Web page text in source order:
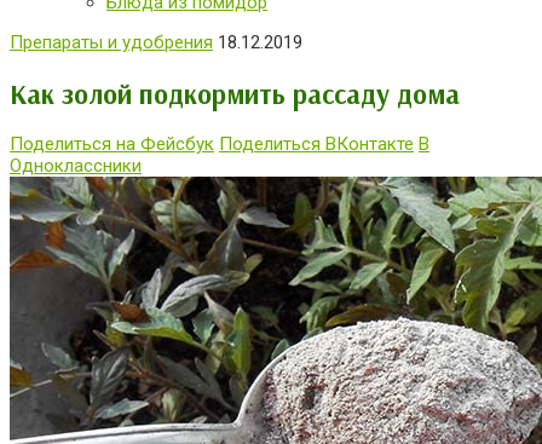
Препараты и удобрения 18.12.2019
Как золой подкормить рассаду дома
Поделиться на Фейсбук Поделиться ВКонтакте В
Одноклассники